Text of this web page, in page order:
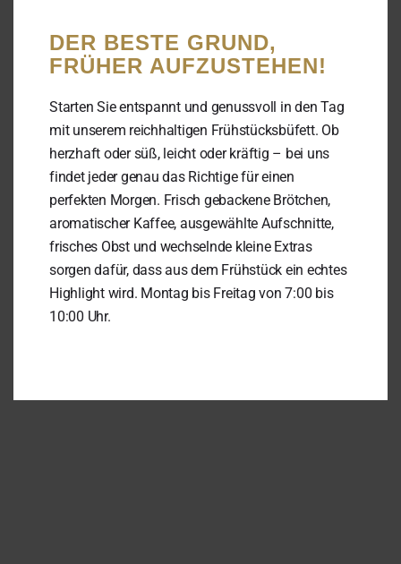
DER BESTE GRUND,
FRÜHER AUFZUSTEHEN!
Starten Sie entspannt und genussvoll in den Tag
mit unserem reichhaltigen Frühstücksbüfett. Ob
herzhaft oder süß, leicht oder kräftig – bei uns
findet jeder genau das Richtige für einen
perfekten Morgen. Frisch gebackene Brötchen,
aromatischer Kaffee, ausgewählte Aufschnitte,
frisches Obst und wechselnde kleine Extras
sorgen dafür, dass aus dem Frühstück ein echtes
Highlight wird. Montag bis Freitag von 7:00 bis
10:00 Uhr.